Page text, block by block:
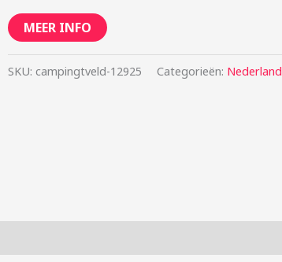
MEER INFO
SKU: campingtveld-12925 Categorieën: Nederland